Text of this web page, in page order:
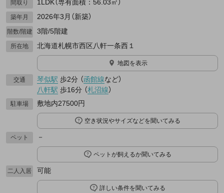
間取り 1LDK（専有面積：56.03㎡）
築年月 2026年3月（新築）
階数/階建 3階/5階建
所在地 北海道札幌市西区八軒一条西１
地図を表示
交通 琴似駅 歩2分 （函館線など）
八軒駅 歩16分 （札沼線）
駐車場 敷地内27500円
空き状況やサイズなどを聞いてみる
ペット －
ペットが飼えるか聞いてみる
二人入居 可能
詳しい条件を聞いてみる